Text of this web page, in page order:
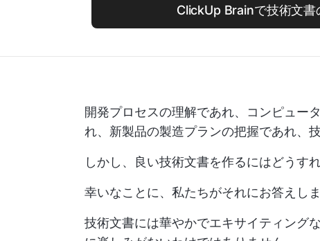
ClickUp Brainで技術文書
開発プロセスの理解であれ、コンピュー
れ、新製品の製造プランの把握であれ、
しかし、良い技術文書を作るにはどうす
幸いなことに、私たちがそれにお答えし
技術文書には華やかでエキサイティング